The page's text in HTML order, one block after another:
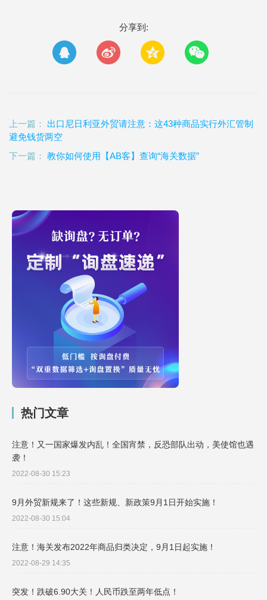
分享到:
上一篇： 出口尼日利亚外贸请注意：这43种商品实行外汇管制
避免钱货两空
下一篇： 教你如何使用【AB客】查询“海关数据”
热门文章
注意！又一国家爆发内乱！全国宵禁，反恐部队出动，美使馆也遇
袭！
2022-08-30 15:23
9月外贸新规来了！这些新规、新政策9月1日开始实施！
2022-08-30 15:04
注意！海关发布2022年商品归类决定，9月1日起实施！
2022-08-29 14:35
突发！跌破6.90大关！人民币跌至两年低点！